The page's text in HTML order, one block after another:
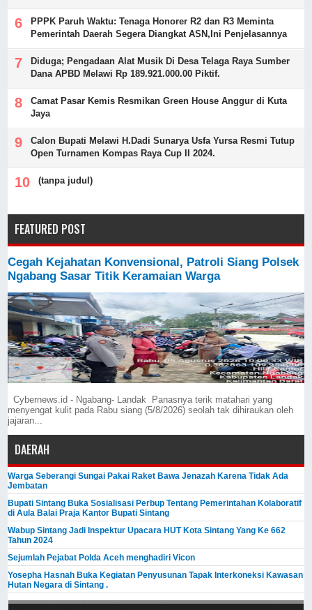
PPPK Paruh Waktu: Tenaga Honorer R2 dan R3 Meminta
Pemerintah Daerah Segera Diangkat ASN,Ini Penjelasannya
Diduga; Pengadaan Alat Musik Di Desa Telaga Raya Sumber
Dana APBD Melawi Rp 189.921.000.00 Piktif.
Camat Pasar Kemis Resmikan Green House Anggur di Kuta
Jaya
Calon Bupati Melawi H.Dadi Sunarya Usfa Yursa Resmi Tutup
Open Turnamen Kompas Raya Cup II 2024.
(tanpa judul)
FEATURED POST
Cegah Kejahatan Konvensional, Patroli Siang Polsek
Ngabang Sasar Titik Keramaian Warga
Cybernews.id - Ngabang- Landak Panasnya terik matahari yang
menyengat kulit pada Rabu siang (5/8/2026) seolah tak dihiraukan oleh
jajaran...
DAERAH
Warga Seberangi Sungai Pakai Raket Bawa Jenazah Karena Tidak Ada
Jembatan
Bupati Sintang Buka Sosialisasi Perbup Tentang Pemerintahan Kolaboratif
di Aula Balai Praja Kantor Bupati Sintang
Wabup Sintang Jadi Inspektur Upacara HUT Kota Sintang Yang Ke 662
Tahun 2024
Sejumlah Pejabat Polda Aceh menghadiri Vicon
Yosepha Hasnah Buka Kegiatan Penyusunan Tapak Interkoneksi Kawasan
Hutan Negara di Sintang .